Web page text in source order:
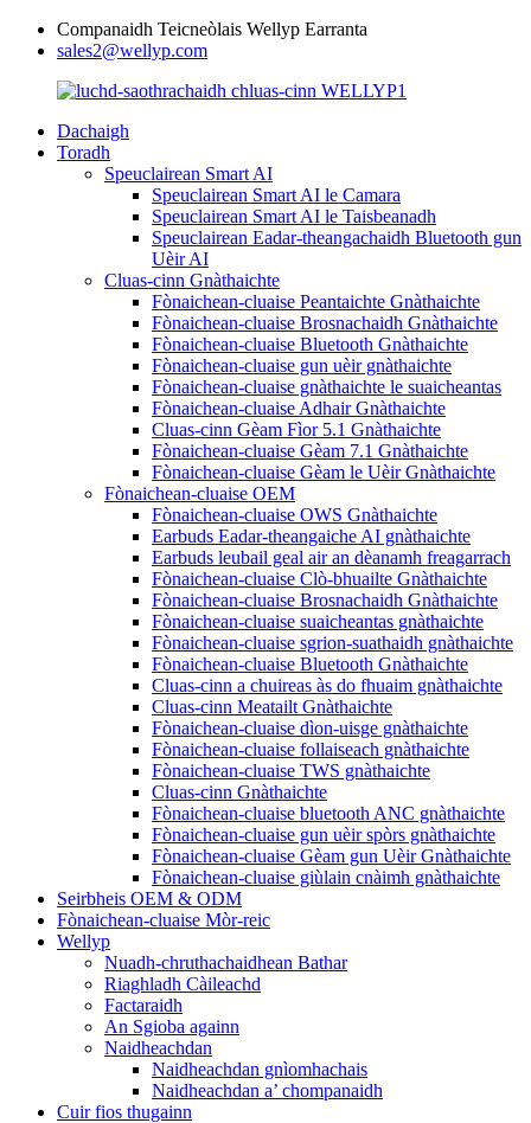
Companaidh Teicneòlais Wellyp Earranta
sales2@wellyp.com
Dachaigh
Toradh
Speuclairean Smart AI
Speuclairean Smart AI le Camara
Speuclairean Smart AI le Taisbeanadh
Speuclairean Eadar-theangachaidh Bluetooth gun
Uèir AI
Cluas-cinn Gnàthaichte
Fònaichean-cluaise Peantaichte Gnàthaichte
Fònaichean-cluaise Brosnachaidh Gnàthaichte
Fònaichean-cluaise Bluetooth Gnàthaichte
Fònaichean-cluaise gun uèir gnàthaichte
Fònaichean-cluaise gnàthaichte le suaicheantas
Fònaichean-cluaise Adhair Gnàthaichte
Cluas-cinn Gèam Fìor 5.1 Gnàthaichte
Fònaichean-cluaise Gèam 7.1 Gnàthaichte
Fònaichean-cluaise Gèam le Uèir Gnàthaichte
Fònaichean-cluaise OEM
Fònaichean-cluaise OWS Gnàthaichte
Earbuds Eadar-theangaiche AI ​​gnàthaichte
Earbuds leubail geal air an dèanamh freagarrach
Fònaichean-cluaise Clò-bhuailte Gnàthaichte
Fònaichean-cluaise Brosnachaidh Gnàthaichte
Fònaichean-cluaise suaicheantas gnàthaichte
Fònaichean-cluaise sgrion-suathaidh gnàthaichte
Fònaichean-cluaise Bluetooth Gnàthaichte
Cluas-cinn a chuireas às do fhuaim gnàthaichte
Cluas-cinn Meatailt Gnàthaichte
Fònaichean-cluaise dìon-uisge gnàthaichte
Fònaichean-cluaise follaiseach gnàthaichte
Fònaichean-cluaise TWS gnàthaichte
Cluas-cinn Gnàthaichte
Fònaichean-cluaise bluetooth ANC gnàthaichte
Fònaichean-cluaise gun uèir spòrs gnàthaichte
Fònaichean-cluaise Gèam gun Uèir Gnàthaichte
Fònaichean-cluaise giùlain cnàimh gnàthaichte
Seirbheis OEM & ODM
Fònaichean-cluaise Mòr-reic
Wellyp
Nuadh-chruthachaidhean Bathar
Riaghladh Càileachd
Factaraidh
An Sgioba againn
Naidheachdan
Naidheachdan gnìomhachais
Naidheachdan a’ chompanaidh
Cuir fios thugainn